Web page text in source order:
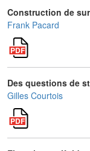
Construction de
Frank Pacard
Des questions de
Gilles Courtois